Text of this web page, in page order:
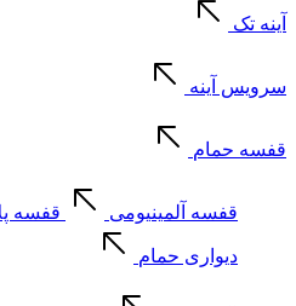
آینه تک
سرویس آینه
قفسه حمام
قفسه آلمینیومی قفسه
دیواری حمام